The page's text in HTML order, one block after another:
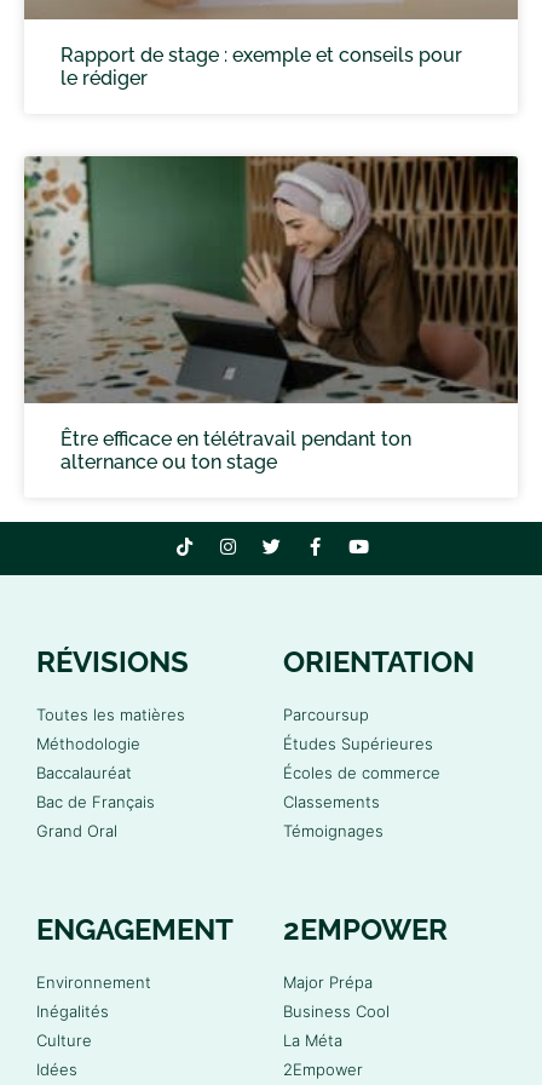
Rapport de stage : exemple et conseils pour
le rédiger
Être efficace en télétravail pendant ton
alternance ou ton stage
RÉVISIONS
Toutes les matières
Méthodologie
Baccalauréat
Bac de Français
Grand Oral
ORIENTATION
Parcoursup
Études Supérieures
Écoles de commerce
Classements
Témoignages
ENGAGEMENT
Environnement
Inégalités
Culture
Idées
2EMPOWER
Major Prépa
Business Cool
La Méta
2Empower